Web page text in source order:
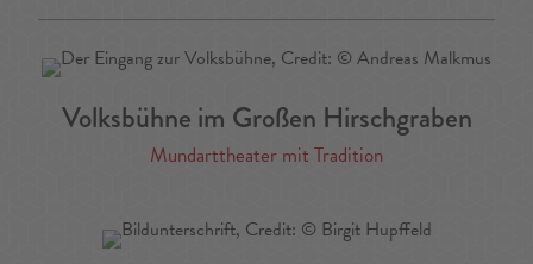
Volksbühne im Großen Hirschgraben
Mundarttheater mit Tradition